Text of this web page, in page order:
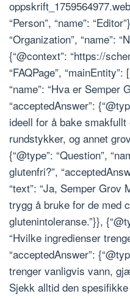
“Person”, “name”:
“Organization”, “name”:
{“@context”: “https://
“FAQPage”, “mainEntity”:
“name”: “Hva er Semper
“acceptedAnswer”:
ideell for å bake
rundstykker, og annet
{“@type”: “Question”,
glutenfri?”,
“text”: “Ja, Semper
trygg å bruke for de med
glutenintoleranse.”}},
“Hvilke ingredienser
“acceptedAnswer”:
trenger vanligvis vann,
Sjekk alltid den